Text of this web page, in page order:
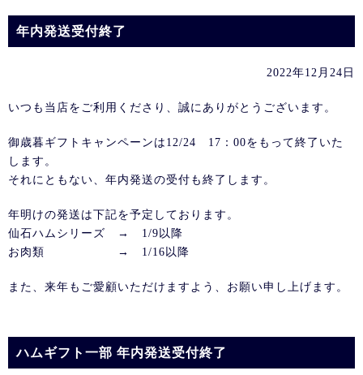
年内発送受付終了
2022年12月24日
いつも当店をご利用くださり、誠にありがとうございます。
御歳暮ギフトキャンペーンは12/24 17：00をもって終了いた
します。
それにともない、年内発送の受付も終了します。
年明けの発送は下記を予定しております。
仙石ハムシリーズ → 1/9以降
お肉類 → 1/16以降
また、来年もご愛顧いただけますよう、お願い申し上げます。
ハムギフト一部 年内発送受付終了